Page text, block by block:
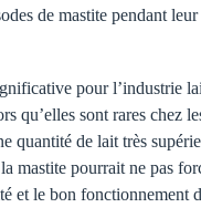
de mastite pendant
pour l’industrie
qu’elles sont rares
quantité de lait très
mastite pourrait ne pas
et le bon fonctionnement